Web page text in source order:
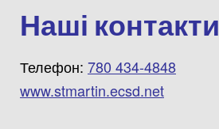
Наші контакти
Телефон: 780 434-4848
www.stmartin.ecsd.net